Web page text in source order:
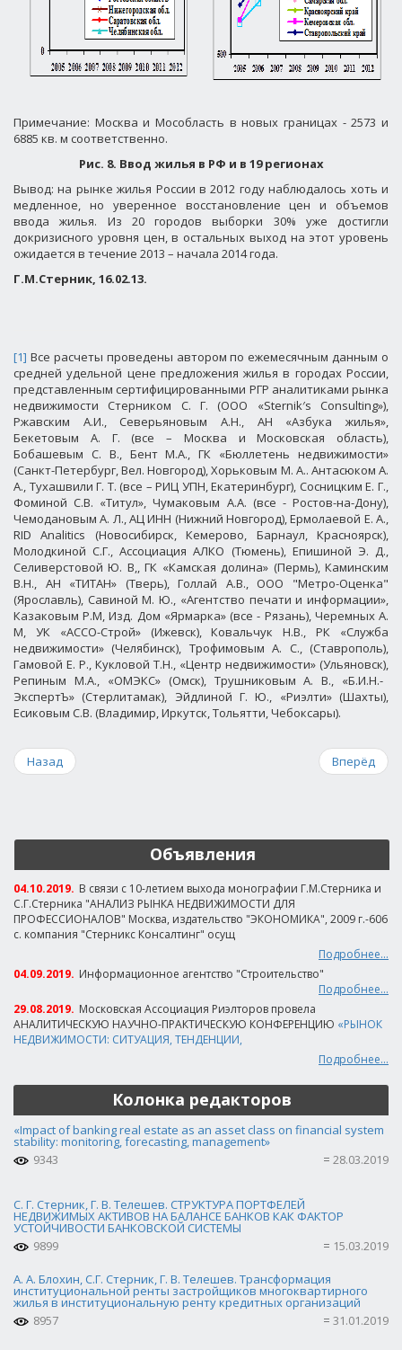
Примечание: Москва и Мособласть в новых границах - 2573 и
6885 кв. м соответственно.
Рис. 8. Ввод жилья в РФ и в 19 регионах
Вывод: на рынке жилья России в 2012 году наблюдалось хоть и
медленное, но уверенное восстановление цен и объемов
ввода жилья. Из 20 городов выборки 30% уже достигли
докризисного уровня цен, в остальных выход на этот уровень
ожидается в течение 2013 – начала 2014 года.
Г.М.Стерник, 16.02.13.
[1] Все расчеты проведены автором по ежемесячным данным о
средней удельной цене предложения жилья в городах России,
представленным сертифицированными РГР аналитиками рынка
недвижимости Стерником С.
Г. (ООО «Sternik′s Consulting»),
Ржавским А.И., Северьяновым А.Н., АН «Азбука жилья»,
Бекетовым А. Г. (все – Москва и Московская область),
Бобашевым С. В., Бент М.А., ГК «Бюллетень недвижимости»
(Санкт-Петербург, Вел. Новгород), Хорьковым М. А.. Антасюком А.
А., Тухашвили Г. Т. (все – РИЦ УПН, Екатеринбург), Сосницким Е. Г.,
Фоминой С.В. «Титул», Чумаковым А.А. (все - Ростов-на-Дону),
Чемодановым А. Л.,АЦ ИНН (Нижний Новгород), Ермолаевой Е. А.,
RID
Analitics (Новосибирск, Кемерово, Барнаул, Красноярск),
Молодкиной С.Г., Ассоциация АЛКО (Тюмень), Епишиной Э. Д.,
Селиверстовой Ю. В,, ГК «Камская долина» (Пермь), Каминским
В.Н., АН «ТИТАН» (Тверь),Голлай А.В., ООО "Метро-Оценка"
(Ярославль), Савиной М. Ю., «Агентство печати и информации»,
Казаковым Р.М, Изд. Дом «Ярмарка» (все - Рязань), Черемных А.
М, УК «АССО-Строй» (Ижевск), Ковальчук Н.В., РК «Служба
недвижимости» (Челябинск), Трофимовым А. С., (Ставрополь),
Гамовой Е. Р., Кукловой Т.Н., «Центр недвижимости» (Ульяновск),
Репиным М.А., «ОМЭКС» (Омск), Трушниковым А. В., «Б.И.Н.-
ЭкспертЪ» (Стерлитамак), Эйдлиной Г. Ю., «Риэлти» (Шахты),
Есиковым С.В. (Владимир, Иркутск, Тольятти, Чебоксары).
Назад Вперёд
Объявления
04.10.2019. В связи с 10-летием выхода монографии Г.М.Стерника и
С.Г.Стерника "АНАЛИЗ РЫНКА НЕДВИЖИМОСТИ ДЛЯ
ПРОФЕССИОНАЛОВ" Москва, издательство "ЭКОНОМИКА", 2009 г.-606
с. компания "Стерникс Консалтинг" осущ
Подробнее...
04.09.2019. Информационное агентство "Строительство"
Подробнее...
29.08.2019. Московская Ассоциация Риэлторов провела
АНАЛИТИЧЕСКУЮ НАУЧНО-ПРАКТИЧЕСКУЮ КОНФЕРЕНЦИЮ «РЫНОК
НЕДВИЖИМОСТИ: СИТУАЦИЯ, ТЕНДЕНЦИИ,
Подробнее...
Колонка редакторов
«Impact of banking real estate as an asset class on financial system
stability: monitoring, forecasting, management»
9343
28.03.2019
С. Г. Стерник, Г. В. Телешев. СТРУКТУРА ПОРТФЕЛЕЙ
НЕДВИЖИМЫХ АКТИВОВ НА БАЛАНСЕ БАНКОВ КАК ФАКТОР
УСТОЙЧИВОСТИ БАНКОВСКОЙ СИСТЕМЫ
9899
15.03.2019
А. А. Блохин, С.Г. Стерник, Г. В. Телешев. Трансформация
институциональной ренты застройщиков многоквартирного
жилья в институциональную ренту кредитных организаций
8957
31.01.2019